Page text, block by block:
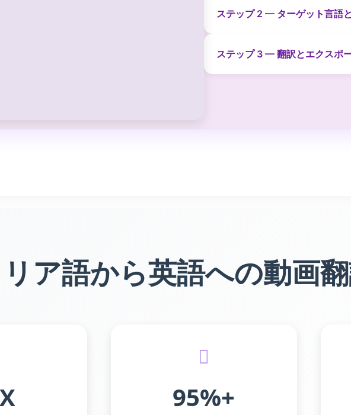
ステップ 2 — ターゲット言語
ステップ 3 — 翻訳とエクスポ
ア語から英語への動画
95%+